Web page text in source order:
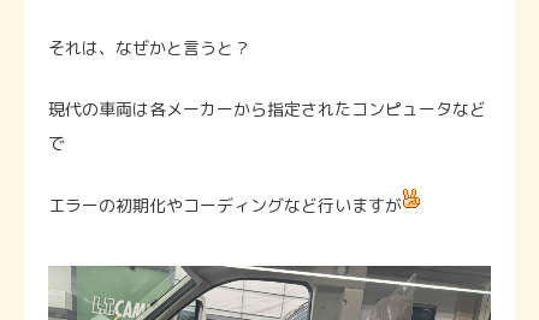
それは、なぜかと言うと？
現代の車両は各メーカーから指定されたコンピュータなど
で
エラーの初期化やコーディングなど行いますが